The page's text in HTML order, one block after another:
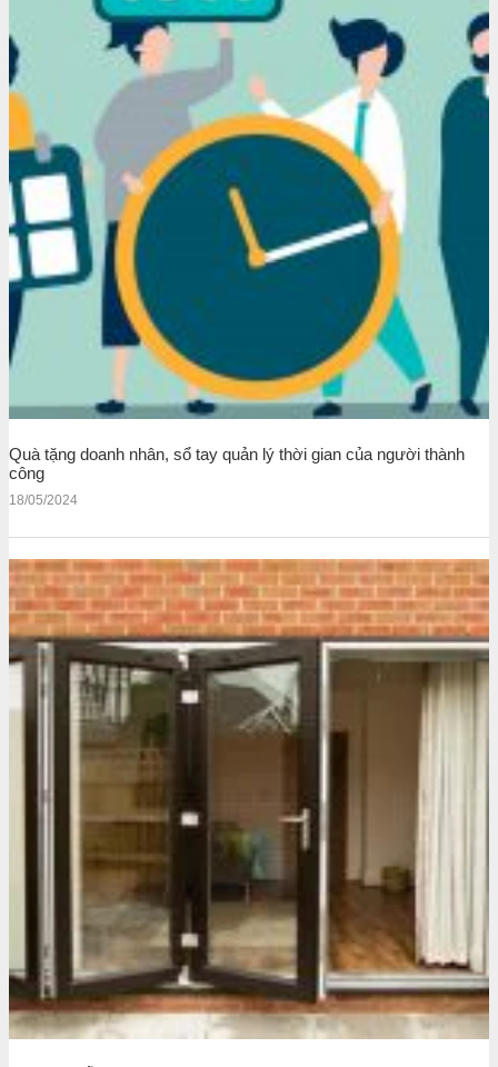
Quà tặng doanh nhân, sổ tay quản lý thời gian của người thành
công
18/05/2024